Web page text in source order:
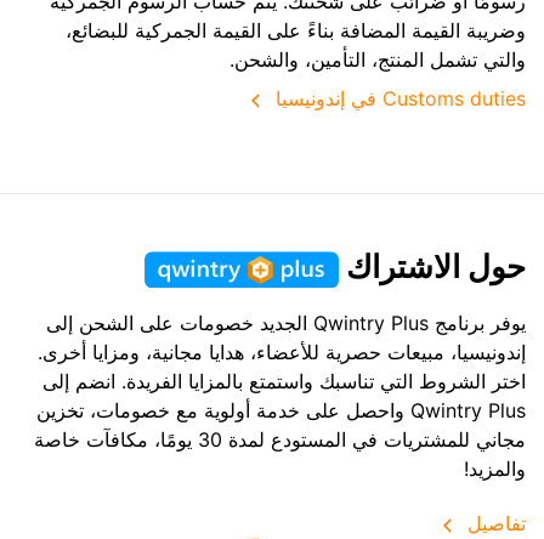
وضريبة القيمة المضافة بناءً على القيمة الجمركية للبضائع،
والتي تشمل المنتج، التأمين، والشحن.
Customs duties في إندونيسيا
حول الاشتراك
يوفر برنامج Qwintry Plus الجديد خصومات على الشحن إلى
إندونيسيا، مبيعات حصرية للأعضاء، هدايا مجانية، ومزايا أخرى.
اختر الشروط التي تناسبك واستمتع بالمزايا الفريدة. انضم إلى
Qwintry Plus واحصل على خدمة أولوية مع خصومات، تخزين
مجاني للمشتريات في المستودع لمدة 30 يومًا، مكافآت خاصة
والمزيد!
تفاصيل